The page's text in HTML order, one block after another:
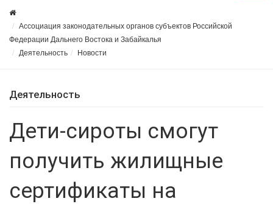
Ассоциация законодательных органов субъектов Российской
Федерации Дальнего Востока и Забайкалья
Деятельность
Новости
Деятельность
Дети-сироты смогут
получить жилищные
сертификаты на